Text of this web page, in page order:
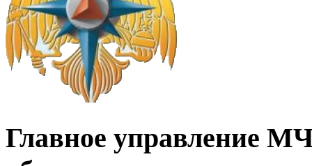
Главное управление